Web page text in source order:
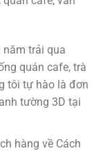
năm trải qua
quán cafe, trà
tôi tự hào là đơn
tường 3D tại
hàng về Cách